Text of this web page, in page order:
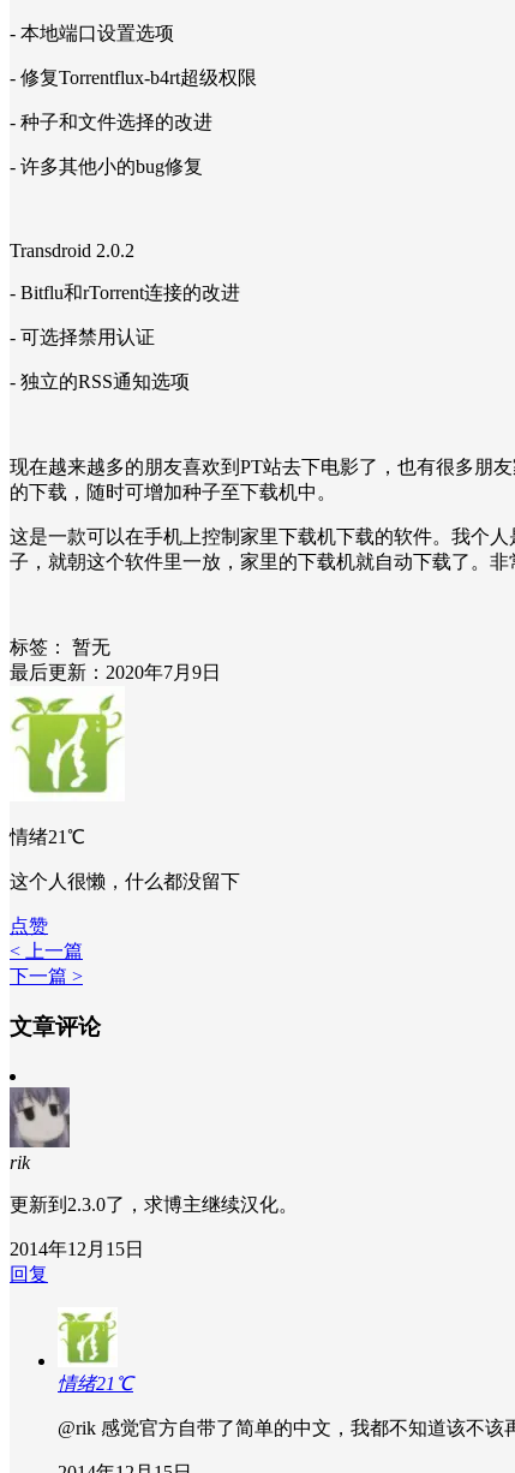
- 本地端口设置选项
- 修复Torrentflux-b4rt超级权限
- 种子和文件选择的改进
- 许多其他小的bug修复
Transdroid 2.0.2
- Bitflu和rTorrent连接的改进
- 可选择禁用认证
- 独立的RSS通知选项
现在越来越多的朋友喜欢到PT站去下电影了，也有很多朋
的下载，随时可增加种子至下载机中。
这是一款可以在手机上控制家里下载机下载的软件。我个
子，就朝这个软件里一放，家里的下载机就自动下载了。非
标签：
暂无
最后更新：2020年7月9日
情绪21℃
这个人很懒，什么都没留下
点赞
< 上一篇
下一篇 >
文章评论
rik
更新到2.3.0了，求博主继续汉化。
2014年12月15日
回复
情绪21℃
@rik 感觉官方自带了简单的中文，我都不知道该不该